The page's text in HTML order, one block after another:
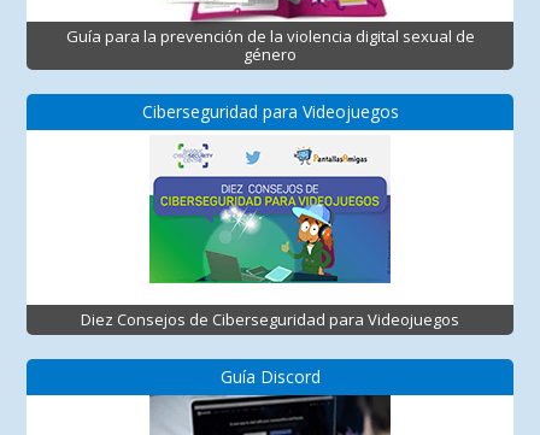
Guía para la prevención de la violencia digital sexual de
género
Ciberseguridad para Videojuegos
Diez Consejos de Ciberseguridad para Videojuegos
Guía Discord